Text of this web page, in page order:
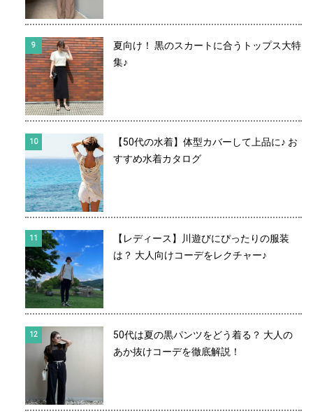
夏向け！ 黒のスカートに合うトップス大特
集♪
【50代の水着】体型カバーして上品に♪ お
すすめ水着カタログ
【レディース】川遊びにぴったりの服装
は？ 大人向けコーデをレクチャー♪
50代は夏の黒パンツをどう着る？ 大人の
あか抜けコーデを徹底解説！